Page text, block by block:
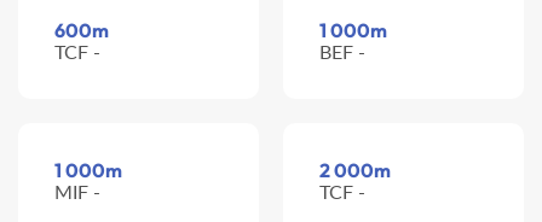
600m
TCF -
1 000m
BEF -
1 000m
MIF -
2 000m
TCF -